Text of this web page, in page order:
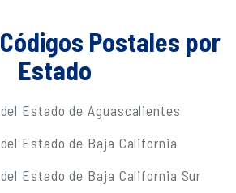
Postales por
Estado
Estado de Aguascalientes
Estado de Baja California
Estado de Baja California Sur